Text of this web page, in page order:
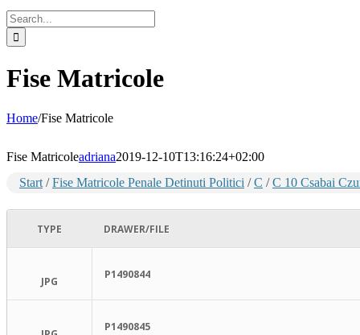
Search
for:
Fise Matricole
Home/Fise Matricole
Fise Matricoleadriana2019-12-10T13:16:24+02:00
Start /Fise Matricole Penale Detinuti Politici /C /C 10 Csabai
TYPE DRAWER/FILE
JPG
P1490844
P1490845